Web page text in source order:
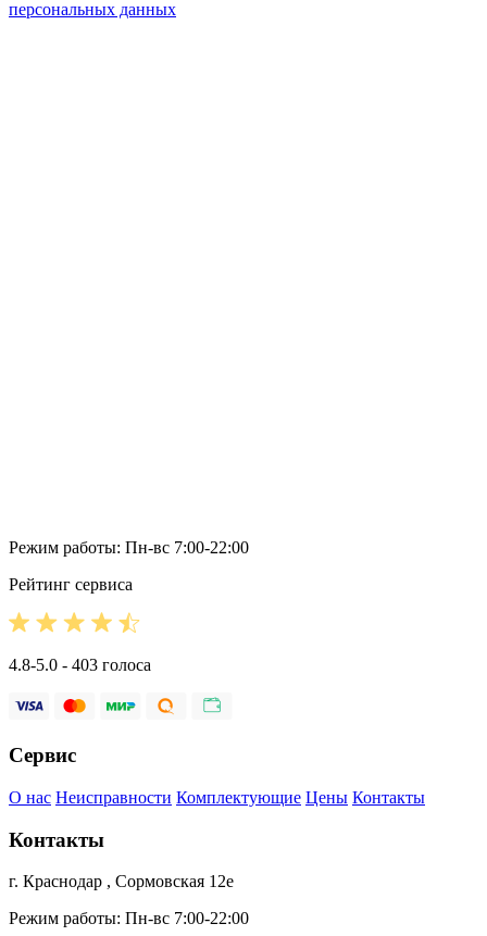
персональных данных
Режим работы: Пн-вс 7:00-22:00
Рейтинг сервиса
4.8-5.0 - 403 голоса
Сервис
О нас Неисправности Комплектующие Цены Контакты
Контакты
г. Краснодар , Сормовская 12е
Режим работы: Пн-вс 7:00-22:00